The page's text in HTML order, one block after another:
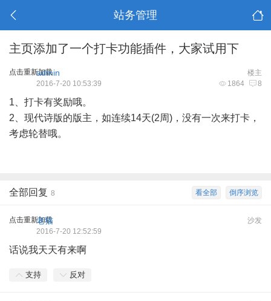
站务管理
主页添加了一个打卡功能插件，大家试用下
点击重新加载 楼主
admin
1864 8
2016-7-20 10:53:39
1、打卡有奖励哦。
2、现代诗版的版主，如连续14天(2周)，没有一次来打卡，
考虑轮替哦。
倒序浏览
看全部
全部回复 8
点击重新加载 沙发
老猫
2016-7-20 12:52:59
话说我天天有来啊
支持 反对